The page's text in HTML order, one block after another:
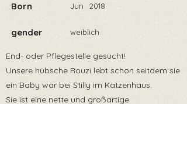
Born
gender
Jun 2018
weiblich
End- oder Pflegestelle gesucht!
Unsere hübsche Rouzi lebt schon seitdem sie
ein Baby war bei Stilly im Katzenhaus.
Sie ist eine nette und großartige